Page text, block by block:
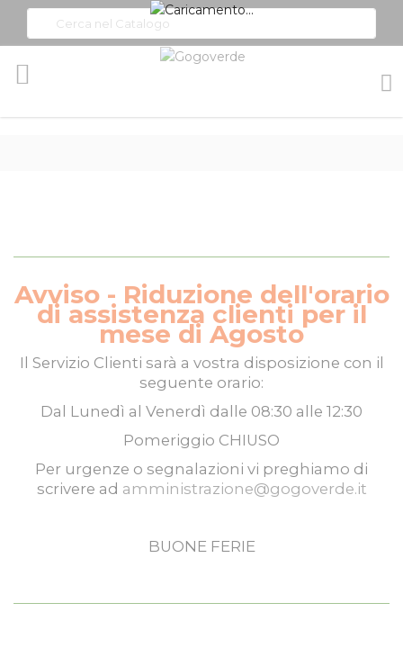
Avviso - Riduzione dell'orario
di assistenza clienti per il
mese di Agosto
Il Servizio Clienti sarà a vostra disposizione con il
seguente orario:
Dal Lunedì al Venerdì dalle 08:30 alle 12:30
Pomeriggio CHIUSO
Per urgenze o segnalazioni vi preghiamo di
scrivere ad amministrazione@gogoverde.it
BUONE FERIE